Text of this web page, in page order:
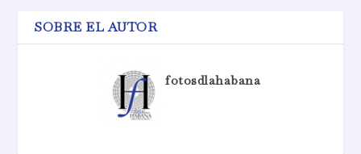
SOBRE EL AUTOR
fotosdlahabana